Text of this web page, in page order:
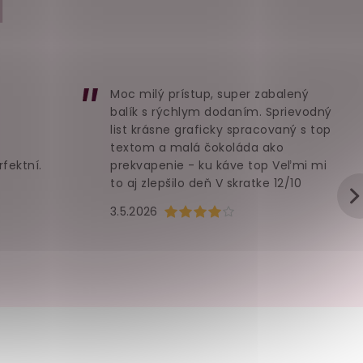
je 5 z 5 hvězdiček.
Hodnocení obchodu je 4 z 5
3.5.2026
Moc milý prístup, super zabalený
balík s rýchlym dodaním. Sprievodný
list krásne graficky spracovaný s top
textom a malá čokoláda ako
prekvapenie - ku káve top Veľmi mi
to aj zlepšilo deň V skratke 12/10